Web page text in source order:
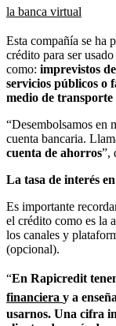
la banca virtual
Esta compañía se ha
crédito para ser
como: imprevistos
servicios públicos o
medio de
“Desembolsamos en
cuenta bancaria.
cuenta de ahorros”,
La tasa de interés
Es importante
el crédito como es la
los canales y
(opcional).
“En Rapicredit
financiera y a
usarnos. Una cifra